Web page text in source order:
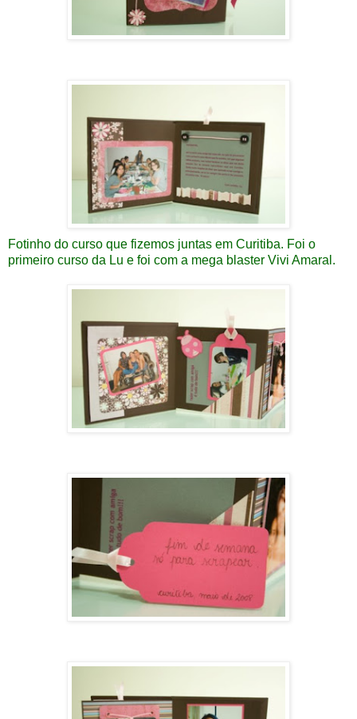
Fotinho do curso que fizemos juntas em Curitiba. Foi o
primeiro curso da Lu e foi com a mega blaster Vivi Amaral.